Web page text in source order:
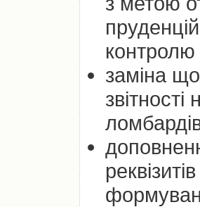
заміна